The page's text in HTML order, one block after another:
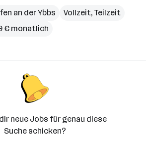
an der Ybbs
Vollzeit, Teilzeit
€ monatlich
neue Jobs für genau diese
Suche schicken?